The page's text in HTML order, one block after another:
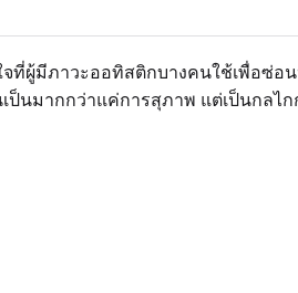
จที่ผู้มีภาวะออทิสติกบางคนใช้เพื่อ
มากกว่าแค่การสุภาพ แต่เป็นกลไก